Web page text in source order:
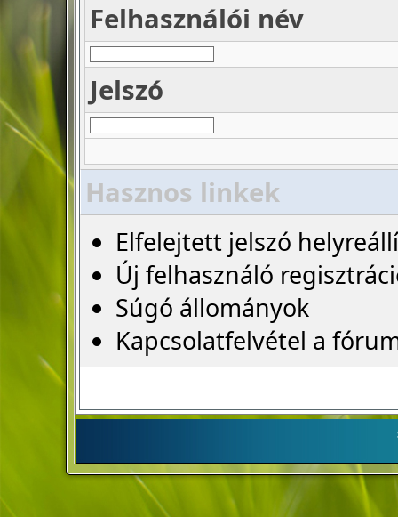
Felhasználói név
Jelszó
Hasznos linkek
Elfelejtett jelszó
Új felhasználó
Súgó állományok
Kapcsolatfelvétel a